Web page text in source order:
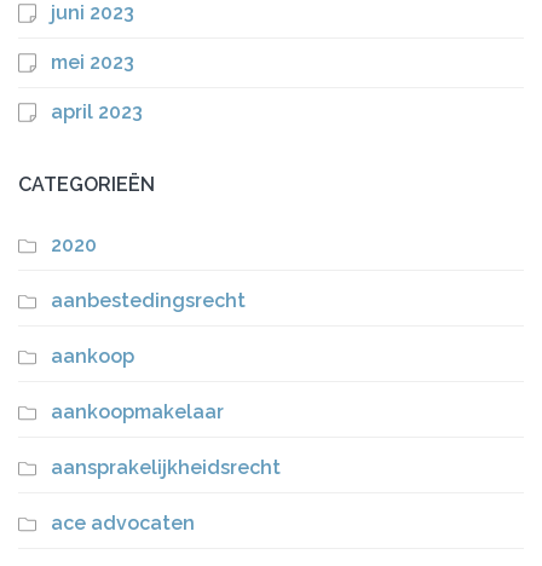
juni 2023
mei 2023
april 2023
CATEGORIEËN
2020
aanbestedingsrecht
aankoop
aankoopmakelaar
aansprakelijkheidsrecht
ace advocaten